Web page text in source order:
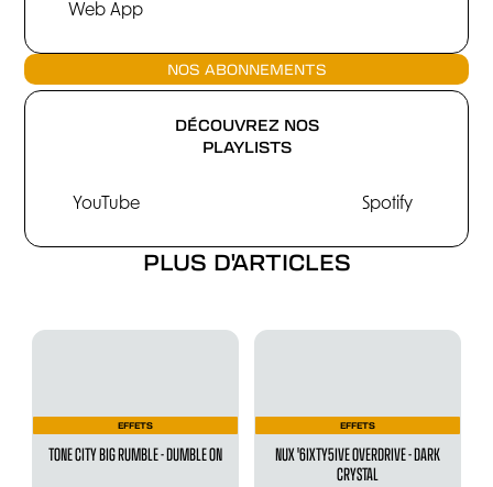
Web App
NOS ABONNEMENTS
DÉCOUVREZ NOS
PLAYLISTS
YouTube Spotify
PLUS D'ARTICLES
EFFETS
TONE CITY BIG RUMBLE - DUMBLE ON
EFFETS
NUX '6IXTY5IVE OVERDRIVE - DARK
CRYSTAL